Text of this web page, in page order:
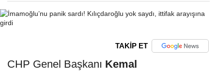
TAKİP ET
CHP Genel Başkanı Kemal